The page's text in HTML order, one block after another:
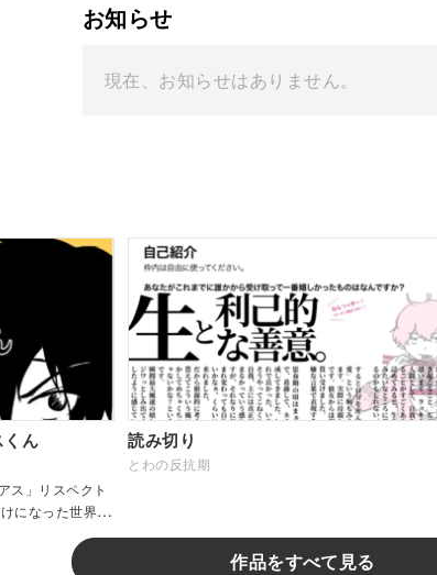
お知らせ
現在、お知らせはありません。
ん
ス」リスペクト
になった世界
読み切り
とわの反抗期
作品をすべて見る